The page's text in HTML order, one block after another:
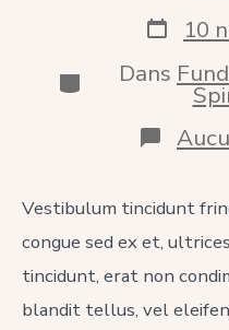
publication
Date
de
10
Catégories
Dans
Vestibulum tincidunt
congue sed ex et,
tincidunt, erat non
blandit tellus, vel